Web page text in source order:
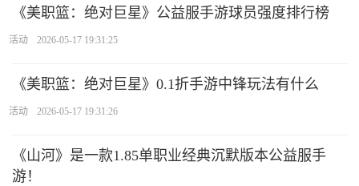
《美职篮：绝对巨星》公益服手游球员强度排行榜
活动 2026-05-17 19:31:25
《美职篮：绝对巨星》0.1折手游中锋玩法有什么
活动 2026-05-17 19:31:26
《山河》是一款1.85单职业经典沉默版本公益服手
游！